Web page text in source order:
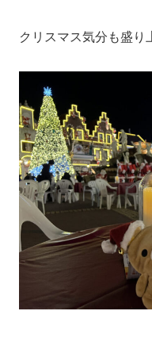
クリスマス気分も盛り